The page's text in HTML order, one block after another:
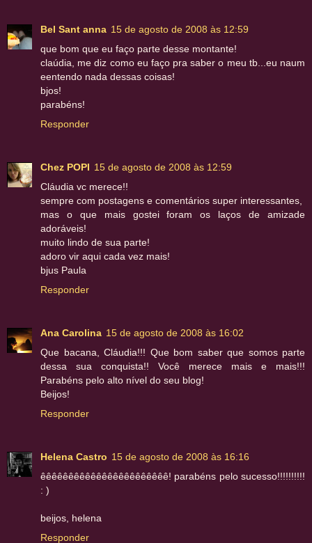
Bel Sant anna 15 de agosto de 2008 às 12:59
que bom que eu faço parte desse montante!
claúdia, me diz como eu faço pra saber o meu tb...eu naum
eentendo nada dessas coisas!
bjos!
parabéns!
Responder
Chez POPI 15 de agosto de 2008 às 12:59
Cláudia vc merece!!
sempre com postagens e comentários super interessantes,
mas o que mais gostei foram os laços de amizade
adoráveis!
muito lindo de sua parte!
adoro vir aqui cada vez mais!
bjus Paula
Responder
Ana Carolina 15 de agosto de 2008 às 16:02
Que bacana, Cláudia!!! Que bom saber que somos parte
dessa sua conquista!! Você merece mais e mais!!!
Parabéns pelo alto nível do seu blog!
Beijos!
Responder
Helena Castro 15 de agosto de 2008 às 16:16
êêêêêêêêêêêêêêêêêêêêêêê! parabéns pelo sucesso!!!!!!!!!!
: )
beijos, helena
Responder